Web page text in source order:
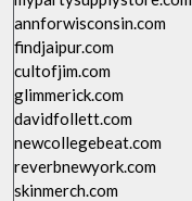
annforwisconsin.com
findjaipur.com
cultofjim.com
glimmerick.com
davidfollett.com
newcollegebeat.com
reverbnewyork.com
skinmerch.com